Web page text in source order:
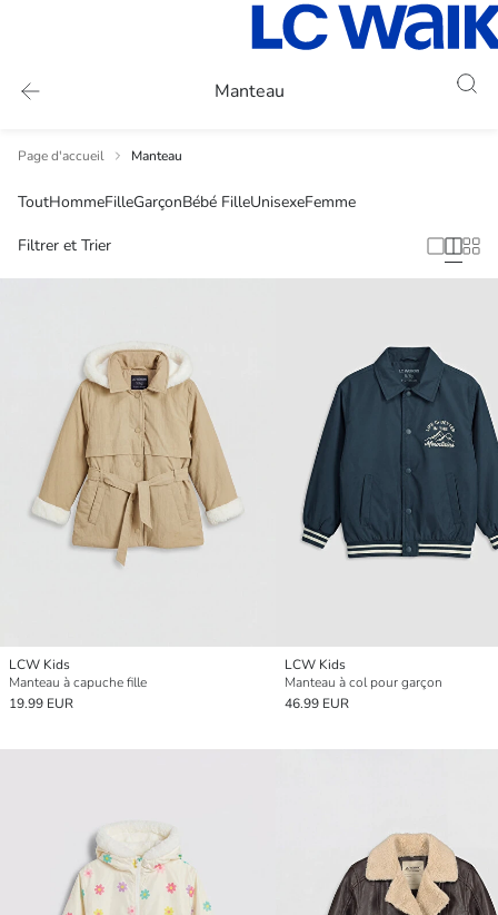
Manteau
Page d'accueil Manteau
ToutHommeFilleGarçonBébé FilleUnisexeFemme
Filtrer et Trier
LCW Kids
Manteau à capuche fille
19.99 EUR
LCW Kids
Manteau à col pour garçon
46.99 EUR